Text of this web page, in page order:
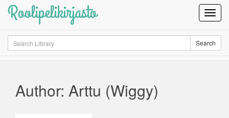
Roolipelikirjasto
Search Search
Author: Arttu (Wiggy)